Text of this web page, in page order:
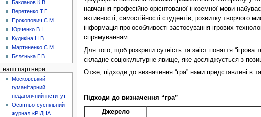
навчання професійно-орієнтованої іноземної мови
активності, самостійності студентів, розвитку
інформація про особливості застосування ігрових
спрямуванням.
Для того, щоб розкрити сутність та зміст поняття “ігрова
складне соціокультурне явище, яке досліджується з
Отже, підходи до визначення “гра” нами представлені в
Підходи до визначення “гра”
Джерело
Бакланов К.В.
Веретенко Т.Г.
Прокопович Є.М.
Юрченко В.І.
Кудикіна Н.В.
Мартиненко С.М.
Бєлєнька Г.В.
наші партнери
Московський
гуманітарний
педагогічний інститут
Освітньо-суспільний
журнал «РІДНА